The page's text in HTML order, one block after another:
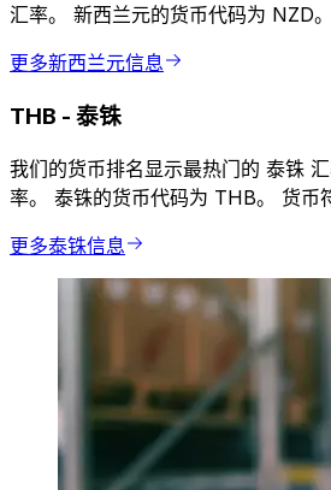
汇率。 新西兰元的货币代码为 NZD
更多新西兰元信息
THB - 泰铢
我们的货币排名显示最热门的 泰铢
率。 泰铢的货币代码为 THB。 货币
更多泰铢信息